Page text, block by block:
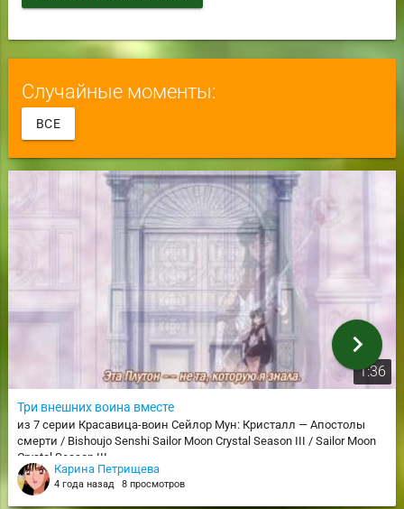
Случайные моменты:
ВСЕ
1:36
Три внешних воина вместе
из 7 серии Красавица-воин Сейлор Мун: Кристалл — Апостолы
смерти / Bishoujo Senshi Sailor Moon Crystal Season III / Sailor Moon
Crystal Season III
Карина Петрищева
4 года назад 8 просмотров
chevron_right